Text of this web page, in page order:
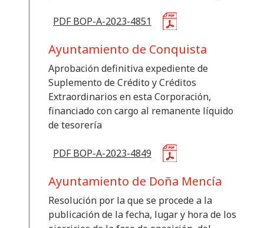
PDF BOP-A-2023-4851
Ayuntamiento de Conquista
Aprobación definitiva expediente de
Suplemento de Crédito y Créditos
Extraordinarios en esta Corporación,
financiado con cargo al remanente líquido
de tesorería
PDF BOP-A-2023-4849
Ayuntamiento de Doña Mencía
Resolución por la que se procede a la
publicación de la fecha, lugar y hora de los